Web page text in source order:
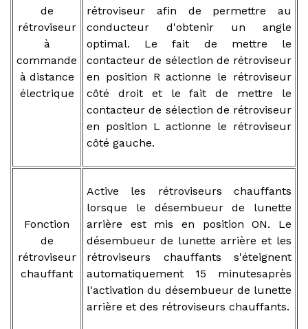
de
rétroviseur
à
commande
à distance
électrique
rétroviseur afin de permettre au
conducteur d'obtenir un angle
optimal. Le fait de mettre le
contacteur de sélection de rétroviseur
en position R actionne le rétroviseur
côté droit et le fait de mettre le
contacteur de sélection de rétroviseur
en position L actionne le rétroviseur
côté gauche.
Fonction
de
rétroviseur
chauffant
Active les rétroviseurs chauffants
lorsque le désembueur de lunette
arrière est mis en position ON. Le
désembueur de lunette arrière et les
rétroviseurs chauffants s'éteignent
automatiquement 15 minutesaprès
l'activation du désembueur de lunette
arrière et des rétroviseurs chauffants.